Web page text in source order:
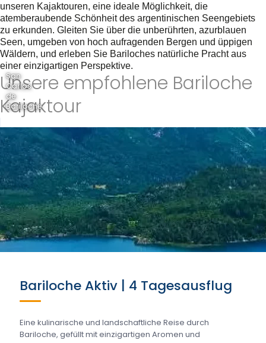
unseren Kajaktouren, eine ideale Möglichkeit, die
atemberaubende Schönheit des argentinischen Seengebiets
zu erkunden. Gleiten Sie über die unberührten, azurblauen
Seen, umgeben von hoch aufragenden Bergen und üppigen
Wäldern, und erleben Sie Bariloches natürliche Pracht aus
einer einzigartigen Perspektive.
Unsere empfohlene Bariloche
Kajaktour
San
Carlos
de
Bariloche
Bariloche Aktiv | 4 Tagesausflug
Eine kulinarische und landschaftliche Reise durch
Bariloche, gefüllt mit einzigartigen Aromen und